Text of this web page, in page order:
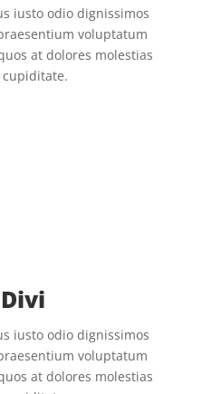
iusto odio dignissimos
voluptatum
at dolores molestias
iusto odio dignissimos
voluptatum
at dolores molestias